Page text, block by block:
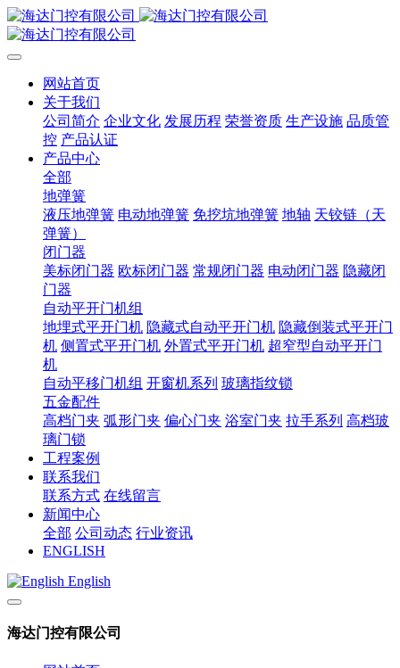
网站首页
关于我们
公司简介 企业文化 发展历程 荣誉资质 生产设施 品质管
控 产品认证
产品中心
全部
地弹簧
液压地弹簧 电动地弹簧 免挖坑地弹簧 地轴 天铰链（天
弹簧）
闭门器
美标闭门器 欧标闭门器 常规闭门器 电动闭门器 隐藏闭
门器
自动平开门机组
地埋式平开门机 隐藏式自动平开门机 隐藏倒装式平开门
机 侧置式平开门机 外置式平开门机 超窄型自动平开门
机
自动平移门机组 开窗机系列 玻璃指纹锁
五金配件
高档门夹 弧形门夹 偏心门夹 浴室门夹 拉手系列 高档玻
璃门锁
工程案例
联系我们
联系方式 在线留言
新闻中心
全部 公司动态 行业资讯
ENGLISH
English
海达门控有限公司